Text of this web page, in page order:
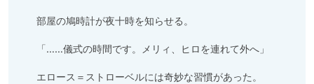
部屋の鳩時計が夜十時を知らせる。
「……儀式の時間です。メリィ、ヒロを連れて外へ」
エロース＝ストローベルには奇妙な習慣があった。